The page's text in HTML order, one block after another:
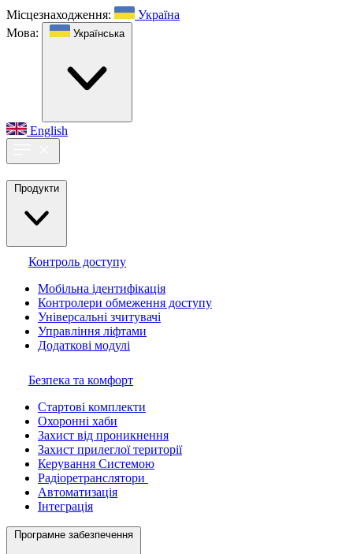
Місцезнаходження:
Україна
Мова:
Українська
English
Продукти
Контроль доступу
Мобільна ідентифікація
Контролери обмеження доступу
Універсальні зчитувачі
Управління ліфтами
Додаткові модулі
Безпека та комфорт
Стартові комплекти
Охоронні хаби
Захист від проникнення
Захист прилеглої території
Керування Системою
Радіоретранслятори
Автоматизація
Інтеграція
Програмне забезпечення